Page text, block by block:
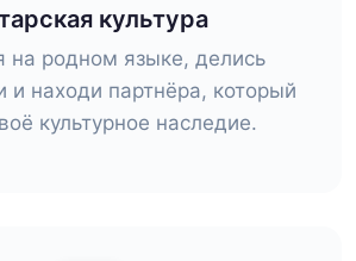
культура
на родном языке, делись
и находи партнёра, который
культурное наследие.